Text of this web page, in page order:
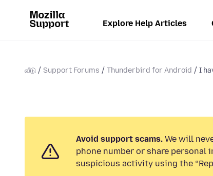
Explore Help Articles
வீடு Support Forums Thunderbird for Android I
Avoid support scams. We will
phone number or share personal
suspicious activity using the